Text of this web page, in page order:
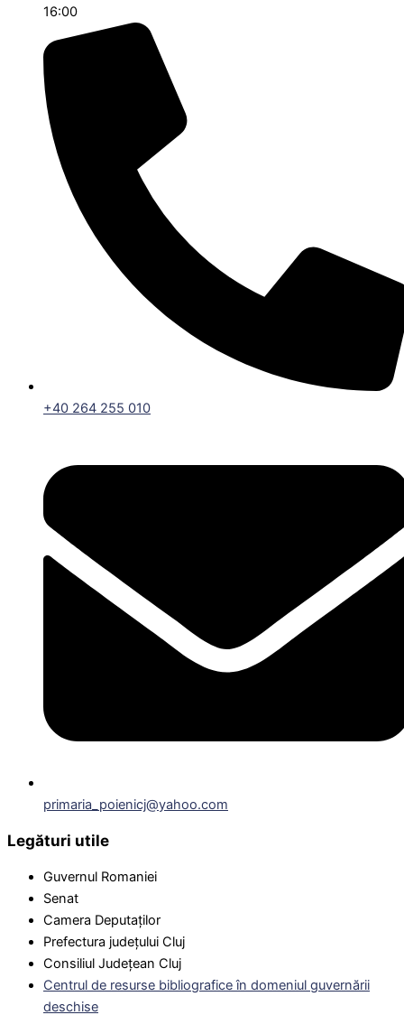
16:00
+40 264 255 010
primaria_poienicj@yahoo.com
Legături utile
Guvernul Romaniei
Senat
Camera Deputaților
Prefectura județului Cluj
Consiliul Județean Cluj
Centrul de resurse bibliografice în domeniul guvernării
deschise